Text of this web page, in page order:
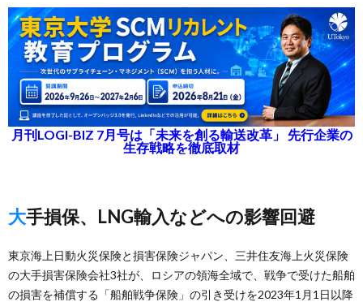
月刊LOGI-BIZ 7月号は「未来を創る輸送改革」 先行企業の
生存戦略を徹底取材
大手損保、LNG輸入などへの影響回避
東京海上日動火災保険と損害保険ジャパン、三井住友海上火災保険
の大手損害保険会社3社が、ロシアの領海全域で、戦争で受けた船舶
の損害を補償する「船舶戦争保険」の引き受けを2023年1月1日以降